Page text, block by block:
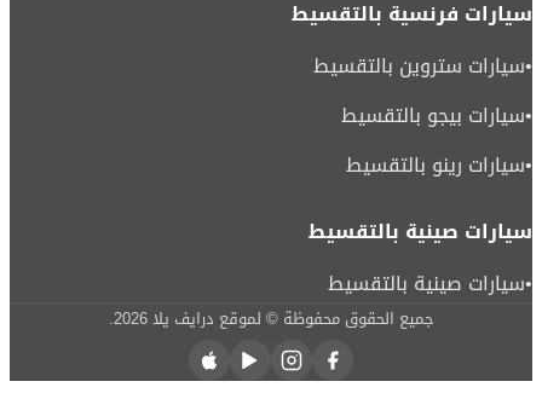
سيارات فرنسية بالتقسيط
•سيارات ستروين بالتقسيط
•سيارات بيجو بالتقسيط
•سيارات رينو بالتقسيط
سيارات صينية بالتقسيط
•سيارات صينية بالتقسيط
جميع الحقوق محفوظة © لموقع درايف يلا2026
.